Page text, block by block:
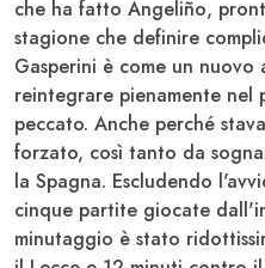
che ha fatto Angeliño,
stagione che definire
Gasperini è come un
reintegrare pienamente nel
peccato. Anche perché
forzato, così tanto da
la Spagna. Escludendo
cinque partite giocate
minutaggio è stato